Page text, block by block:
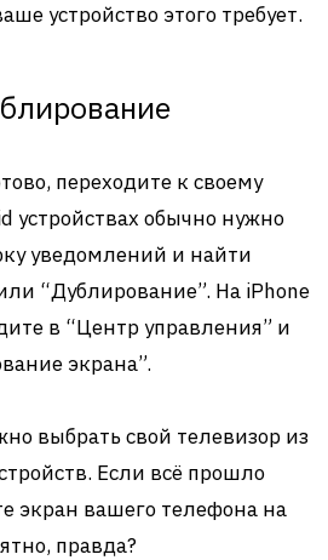
устройство этого требует.
переходите к своему
устройствах обычно нужно
уведомлений и найти
“Дублирование”. На iPhone
в “Центр управления” и
экрана”.
выбрать свой телевизор из
Если всё прошло
экран вашего телефона на
правда?